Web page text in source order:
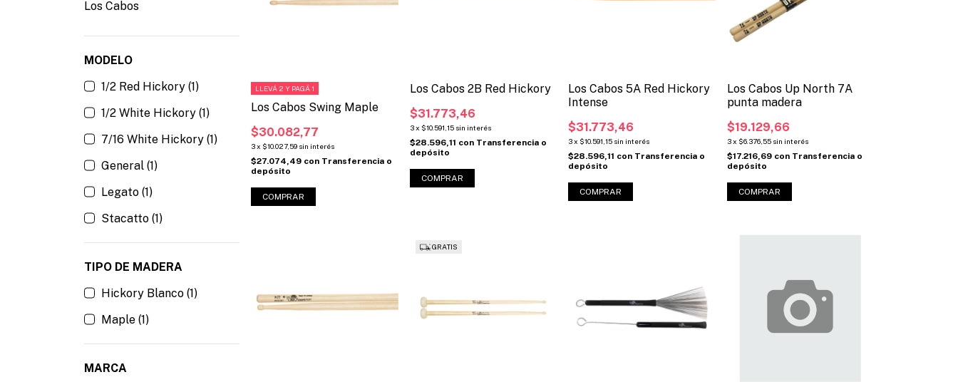
Los Cabos
MODELO
1/2 Red Hickory (1)
1/2 White Hickory (1)
7/16 White Hickory (1)
General (1)
Legato (1)
Stacatto (1)
TIPO DE MADERA
Hickory Blanco (1)
Maple (1)
MARCA
Los Cabos Swing Maple
$30.082,77
3x $10.027,59 sin interés
LLEVÁ 2 Y PAGÁ 1
$27.074,49 con Transferencia o
depósito
Los Cabos 2B Red Hickory
$31.773,46
3x $10.591,15 sin interés
$28.596,11 con Transferencia o
depósito
Los Cabos 5A Red Hickory
Intense
$31.773,46
3x $10.591,15 sin interés
$28.596,11 con Transferencia o
depósito
Los Cabos Up North 7A
punta madera
$19.129,66
3 x $6.376,55 sin interés
$17.216,69 con Transferencia o
depósito
GRATIS